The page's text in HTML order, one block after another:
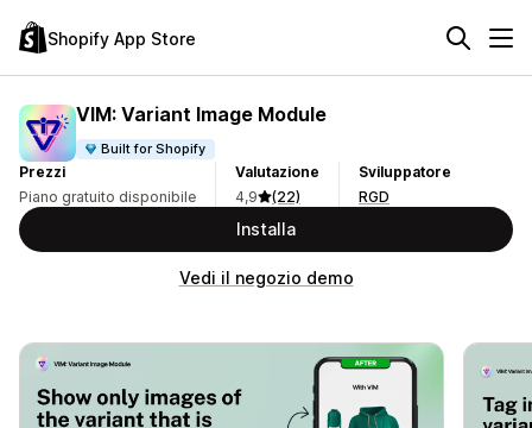
Shopify App Store
VIM: Variant Image Module
Built for Shopify
Prezzi
Piano gratuito disponibile
Valutazione
4,9
(22)
Sviluppatore
RGD
Installa
Vedi il negozio demo